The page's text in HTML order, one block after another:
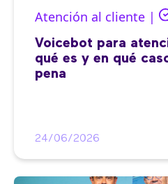
Atención al cliente |
Voicebot para
qué es y en qué
pena
24/06/2026